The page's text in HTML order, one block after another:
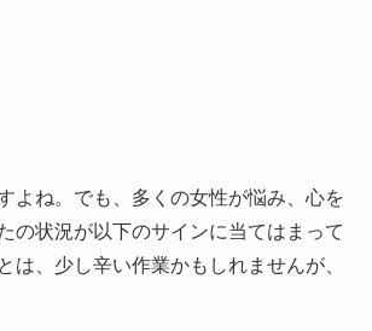
よね。でも、多くの女性が悩み、心を
の状況が以下のサインに当てはまって
、少し辛い作業かもしれませんが、